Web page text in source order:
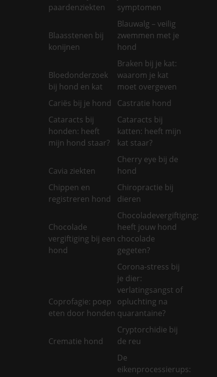
paardenziekten
symptomen
Blaasstenen bij
konijnen
Blauwalg – veilig
zwemmen met je
hond
Bloedonderzoek
bij hond en kat
Braken bij je kat:
waarom je kat
moet overgeven
Cariës bij je hond
Castratie hond
Cataracts bij
honden: heeft
mijn hond staar?
Cataracts bij
katten: heeft mijn
kat staar?
Cavia ziekten
Cherry eye bij de
hond
Chippen en
registreren hond
Chiropractie bij
dieren
Chocolade
vergiftiging bij een
hond
Chocoladevergiftiging:
heeft jouw hond
chocolade
gegeten?
Coprofagie: poep
eten door honden
Corona-stress bij
je dier:
verlatingsangst of
opluchting na
quarantaine?
Crematie hond
Cryptorchidie bij
de reu
De
eikenprocessierups: